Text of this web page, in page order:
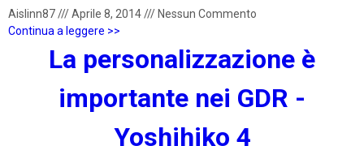
Aislinn87///Aprile 8, 2014/// Nessun Commento
Continua a leggere >>
La personalizzazione è
importante nei GDR -
Yoshihiko 4